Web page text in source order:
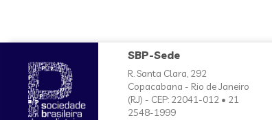
SBP-Sede
R. Santa Clara, 292
Copacabana - Rio de Janeiro
(RJ) - CEP: 22041-012 • 21
2548-1999